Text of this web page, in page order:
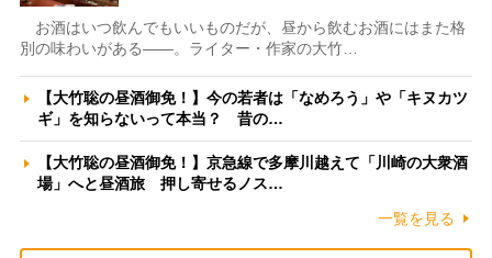
お酒はいつ飲んでもいいものだが、昼から飲むお酒にはまた格
別の味わいがある――。ライター・作家の大竹…
【大竹聡の昼酒御免！】今の若者は「なめろう」や「キヌカツ
ギ」を知らないって本当？ 昔の…
【大竹聡の昼酒御免！】京急線で多摩川越えて「川崎の大衆酒
場」へと昼酒旅 押し寄せるノス…
一覧を見る